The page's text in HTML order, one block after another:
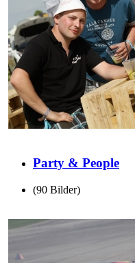
Party & People
(90 Bilder)